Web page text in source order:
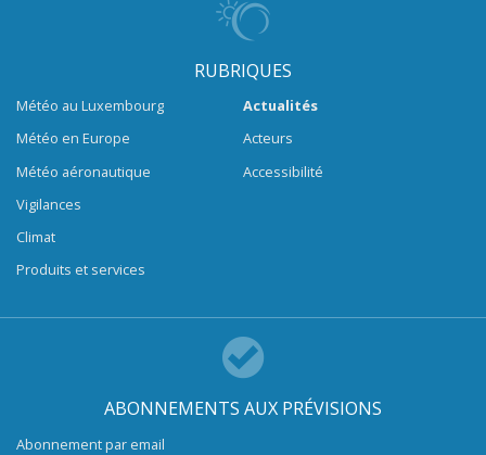
RUBRIQUES
Météo au Luxembourg
Météo en Europe
Météo aéronautique
Vigilances
Climat
Produits et services
Actualités
Acteurs
Accessibilité
ABONNEMENTS AUX PRÉVISIONS
Abonnement par email